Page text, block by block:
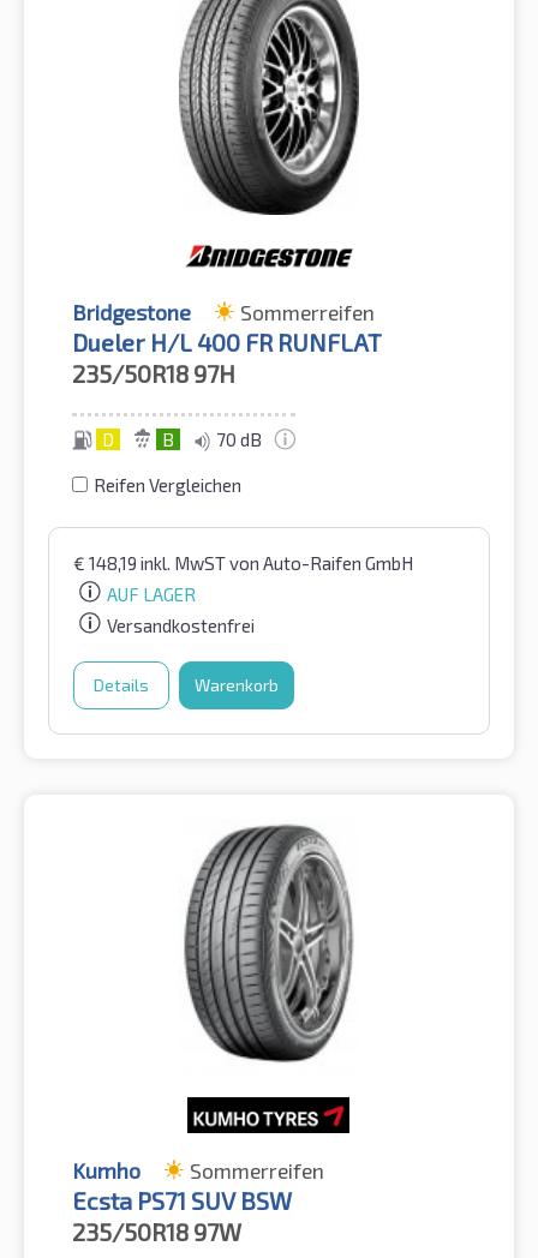
Bridgestone Sommerreifen
Dueler H/L 400 FR RUNFLAT
235/50R18 97H
D B 70 dB
Reifen Vergleichen
€ 148,19 inkl. MwSTvon Auto-Raifen GmbH
AUF LAGER
Versandkostenfrei
Details Warenkorb
Kumho Sommerreifen
Ecsta PS71 SUV BSW
235/50R18 97W